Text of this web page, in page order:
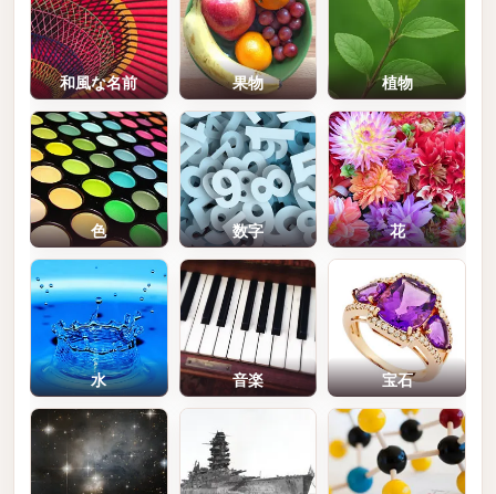
和風な名前 果物 植物
色 数字 花
水 音楽 宝石